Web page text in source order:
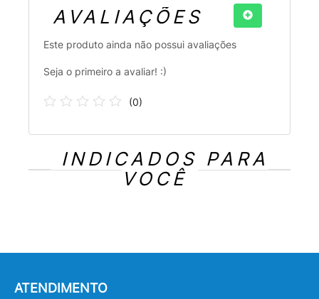
AVALIAÇÕES
Este produto ainda não possui avaliações
Seja o primeiro a avaliar! :)
(0)
INDICADOS PARA
VOCÊ
ATENDIMENTO